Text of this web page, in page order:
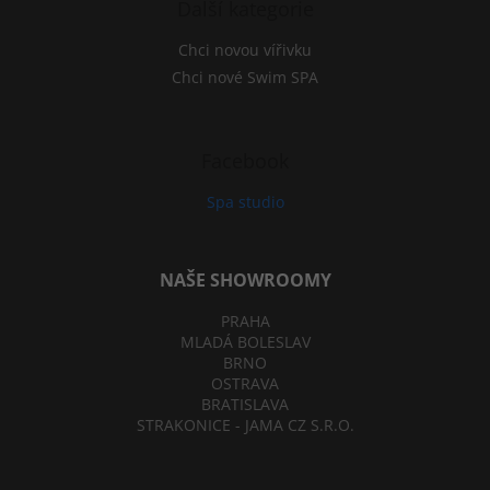
Chci novou vířivku
Chci nové Swim SPA
Spa studio
NAŠE SHOWROOMY
PRAHA
MLADÁ BOLESLAV
BRNO
OSTRAVA
BRATISLAVA
STRAKONICE - JAMA CZ S.R.O.